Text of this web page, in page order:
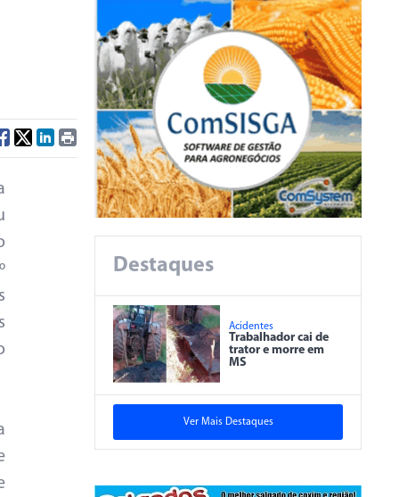
Destaques
Acidentes
Trabalhador cai de
trator e morre em
MS
Ver Mais Destaques